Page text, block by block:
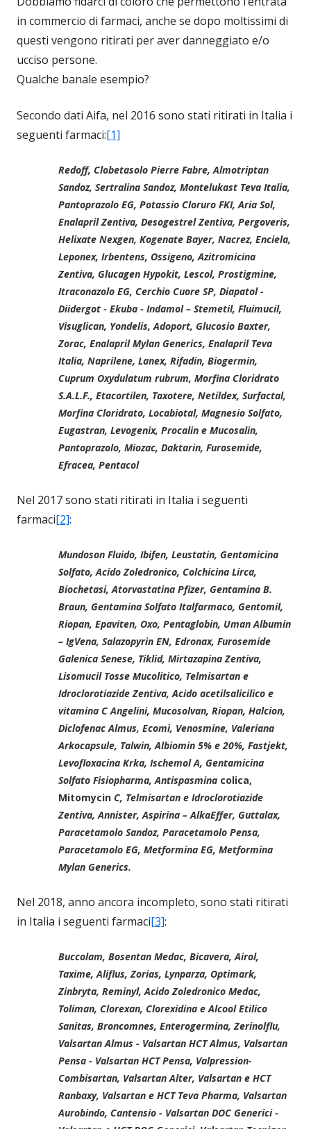
in commercio di farmaci, anche se dopo moltissimi di
questi vengono ritirati per aver danneggiato e/o
ucciso persone.
Qualche banale esempio?
Secondo dati Aifa, nel 2016 sono stati ritirati in Italia i
seguenti farmaci:[1]
Redoff, Clobetasolo Pierre Fabre, Almotriptan
Sandoz, Sertralina Sandoz, Montelukast Teva Italia,
Pantoprazolo EG, Potassio Cloruro FKI, Aria Sol,
Enalapril Zentiva, Desogestrel Zentiva, Pergoveris,
Helixate Nexgen, Kogenate Bayer, Nacrez, Enciela,
Leponex, Irbentens, Ossigeno, Azitromicina
Zentiva, Glucagen Hypokit, Lescol, Prostigmine,
Itraconazolo EG, Cerchio Cuore SP, Diapatol -
Diidergot - Ekuba - Indamol – Stemetil, Fluimucil,
Visuglican, Yondelis, Adoport, Glucosio Baxter,
Zorac, Enalapril Mylan Generics, Enalapril Teva
Italia, Naprilene, Lanex, Rifadin, Biogermin,
Cuprum Oxydulatum rubrum, Morfina Cloridrato
S.A.L.F., Etacortilen, Taxotere, Netildex, Surfactal,
Morfina Cloridrato, Locabiotal, Magnesio Solfato,
Eugastran, Levogenix, Procalin e Mucosalin,
Pantoprazolo, Miozac, Daktarin, Furosemide,
Efracea, Pentacol
Nel 2017 sono stati ritirati in Italia i seguenti
farmaci[2]:
Mundoson Fluido, Ibifen, Leustatin, Gentamicina
Solfato, Acido Zoledronico, Colchicina Lirca,
Biochetasi, Atorvastatina Pfizer, Gentamina B.
Braun, Gentamina Solfato Italfarmaco, Gentomil,
Riopan, Epaviten, Oxo, Pentaglobin, Uman Albumin
– IgVena, Salazopyrin EN, Edronax, Furosemide
Galenica Senese, Tiklid, Mirtazapina Zentiva,
Lisomucil Tosse Mucolitico, Telmisartan e
Idroclorotiazide Zentiva, Acido acetilsalicilico e
vitamina C Angelini, Mucosolvan, Riopan, Halcion,
Diclofenac Almus, Ecomì, Venosmine, Valeriana
Arkocapsule, Talwin, Albiomin 5% e 20%, Fastjekt,
Levofloxacina Krka, Ischemol A, Gentamicina
Solfato Fisiopharma, Antispasmina colica,
Mitomycin C, Telmisartan e Idroclorotiazide
Zentiva, Annister, Aspirina – AlkaEffer, Guttalax,
Paracetamolo Sandoz, Paracetamolo Pensa,
Paracetamolo EG, Metformina EG, Metformina
Mylan Generics.
Nel 2018, anno ancora incompleto, sono stati ritirati
in Italia i seguenti farmaci[3]:
Buccolam, Bosentan Medac, Bicavera, Airol,
Taxime, Aliflus, Zorias, Lynparza, Optimark,
Zinbryta, Reminyl, Acido Zoledronico Medac,
Toliman, Clorexan, Clorexidina e Alcool Etilico
Sanitas, Broncomnes, Enterogermina, Zerinolflu,
Valsartan Almus - Valsartan HCT Almus, Valsartan
Pensa - Valsartan HCT Pensa, Valpression-
Combisartan, Valsartan Alter, Valsartan e HCT
Ranbaxy, Valsartan e HCT Teva Pharma, Valsartan
Aurobindo, Cantensio - Valsartan DOC Generici -